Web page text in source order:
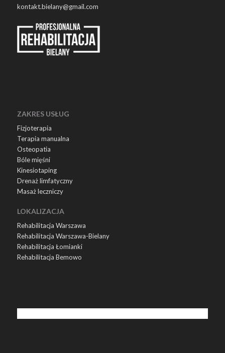
kontakt.bielany@gmail.com
ZAKRES USŁUG
Fizjoterapia
Terapia manualna
Osteopatia
Bóle mięśni
Kinesiotaping
Drenaż limfatyczny
Masaż leczniczy
LOKALIZACJA
Rehabilitacja Warszawa
Rehabilitacja Warszawa-Bielany
Rehabilitacja Łomianki
Rehabilitacja Bemowo